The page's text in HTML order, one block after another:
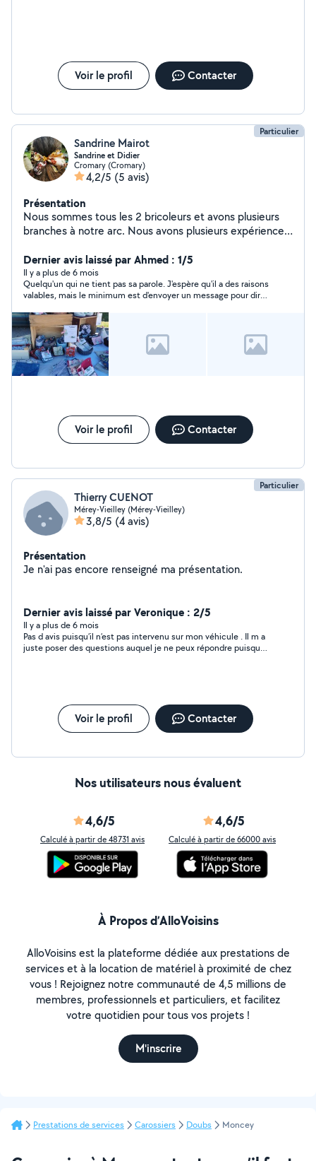
Voir le profil Contacter
Particulier
Sandrine Mairot
Sandrine et Didier
Cromary (Cromary)
4,2/5 (5 avis)
Présentation
Nous sommes tous les 2 bricoleurs et avons plusieurs
branches à notre arc. Nous avons plusieurs expériences
temps pour le bricolage
Dernier avis laissé par Ahmed : 1/5
Il y a plus de 6 mois
Quelqu'un qui ne tient pas sa parole. J'espère qu'il a des raisons
valables, mais le minimum est d'envoyer un message pour dire
Voir le profil Contacter
Particulier
Thierry CUENOT
Mérey-Vieilley (Mérey-Vieilley)
3,8/5 (4 avis)
Présentation
Je n'ai pas encore renseigné ma présentation.
Dernier avis laissé par Veronique : 2/5
Il y a plus de 6 mois
Pas d avis puisqu’il n’est pas intervenu sur mon véhicule . Il m a
juste poser des questions auquel je ne peux répondre puisque
Voir le profil Contacter
Nos utilisateurs nous évaluent
4,6/5
Calculé à partir de 48731 avis
4,6/5
Calculé à partir de 66000 avis
À Propos d’AlloVoisins
AlloVoisins est la plateforme dédiée aux prestations de
services et à la location de matériel à proximité de chez
vous ! Rejoignez notre communauté de 4,5 millions de
membres, professionnels et particuliers, et facilitez
votre quotidien pour tous vos projets !
M'inscrire
Prestations de services Carossiers Doubs Moncey